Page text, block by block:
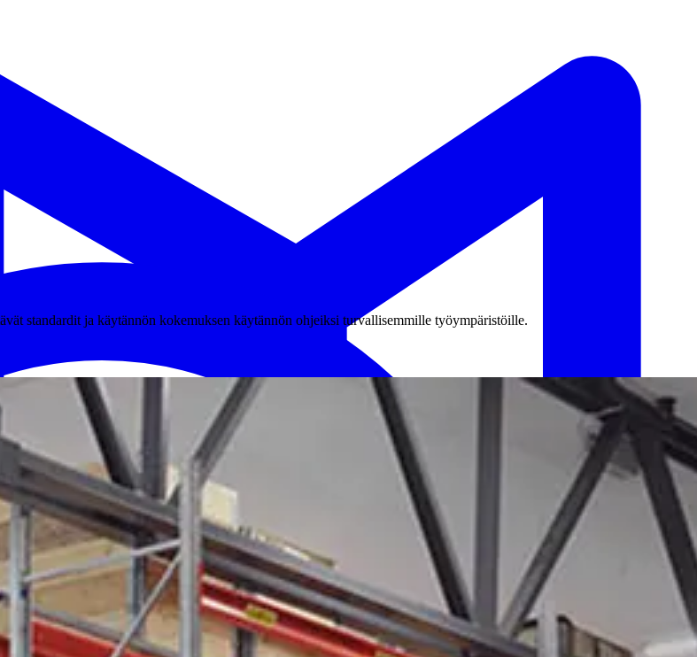
standardit ja käytännön kokemuksen käytännön ohjeiksi turvallisemmille työympäristöille.